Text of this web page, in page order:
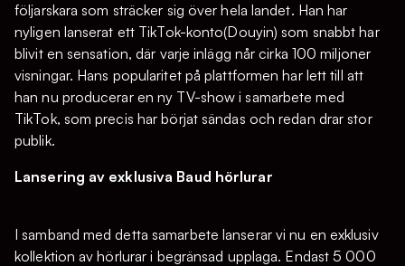
följarskara som sträcker sig över hela landet. Han har
nyligen lanserat ett TikTok-konto(Douyin) som snabbt har
blivit en sensation, där varje inlägg når cirka 100 miljoner
visningar. Hans popularitet på plattformen har lett till att
han nu producerar en ny TV-show i samarbete med
TikTok, som precis har börjat sändas och redan drar stor
publik.
Lansering av exklusiva Baud hörlurar
I samband med detta samarbete lanserar vi nu en exklusiv
kollektion av hörlurar i begränsad upplaga. Endast 5 000